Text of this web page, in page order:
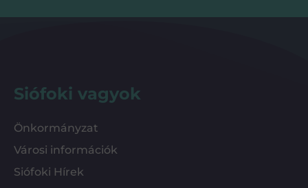
Siófoki vagyok
Önkormányzat
Városi információk
Siófoki Hírek